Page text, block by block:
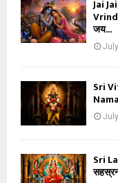
Jai
जय...
Sri
Sri